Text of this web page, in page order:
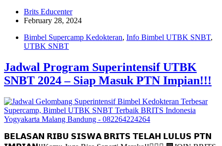
Brits Educenter
February 28, 2024
Bimbel Supercamp Kedokteran, Info Bimbel UTBK SNBT,
UTBK SNBT
Jadwal Program Superintensif UTBK
SNBT 2024 – Siap Masuk PTN Impian!!!
𝗕𝗘𝗟𝗔𝗦𝗔𝗡 𝗥𝗜𝗕𝗨 𝗦𝗜𝗦𝗪𝗔 𝗕𝗥𝗜𝗧𝗦 𝗧𝗘𝗟𝗔𝗛 𝗟𝗨𝗟𝗨𝗦 𝗣𝗧𝗡